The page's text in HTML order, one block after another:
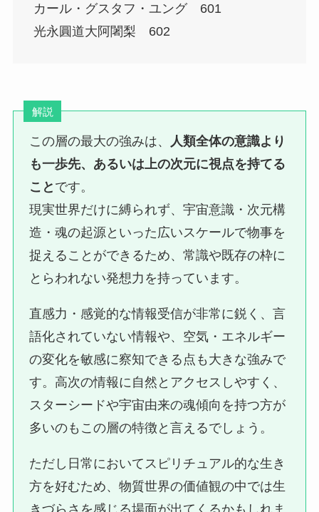
カール・グスタフ・ユング 601
光永圓道大阿闍梨 602
解説
この層の最大の強みは、 人類全体の意識より
も一歩先、あるいは上の次元に視点を持てる
こと です。
現実世界だけに縛られず、宇宙意識・次元構
造・魂の起源といった広いスケールで物事を
捉えることができるため、常識や既存の枠に
とらわれない発想力を持っています。
直感力・感覚的な情報受信が非常に鋭く、言
語化されていない情報や、空気・エネルギー
の変化を敏感に察知できる点も大きな強みで
す。高次の情報に自然とアクセスしやすく、
スターシードや宇宙由来の魂傾向を持つ方が
多いのもこの層の特徴と言えるでしょう。
ただし日常においてスピリチュアル的な生き
方を好むため、物質世界の価値観の中では生